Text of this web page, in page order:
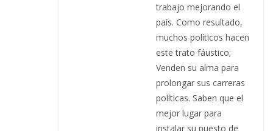
trabajo mejorando el
país. Como resultado,
muchos políticos hacen
este trato fáustico;
Venden su alma para
prolongar sus carreras
políticas. Saben que el
mejor lugar para
instalar su puesto de